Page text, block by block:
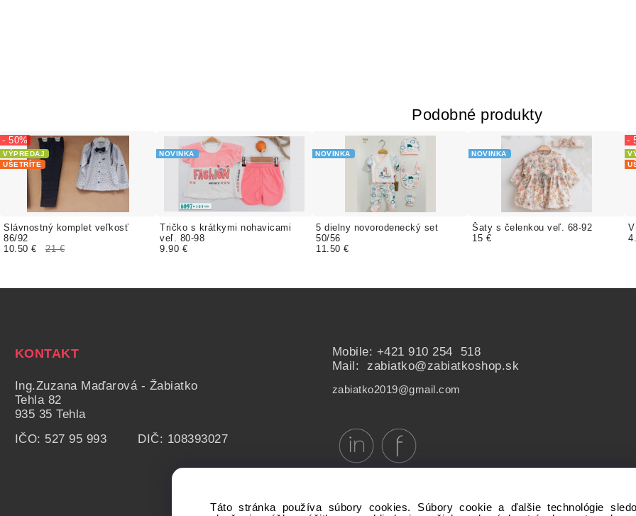
Podobné produkty
Slávnostný komplet veľkosť
86/92
VÝPREDAJ
UŠETRÍTE
- 50%
10.50 € 21 €
Tričko s krátkymi nohavicami
veľ. 80-98
NOVINKA
9.90 €
5 dielny novorodenecký set
50/56
NOVINKA
11.50 €
Šaty s čelenkou veľ. 68-92
NOVINKA
15 €
-
KONTAKT
Ing.Zuzana Maďarová - Žabiatko
Tehla 82
935 35 Tehla
IČO: 527 95 993 DIČ: 108393027
Mobile: +421 910 254 518
Mail: zabiatko@zabiatkoshop.sk
zabiatko2019@gmail.com
Táto stránka používa súbory cookies. Súbory cookie a ďalšie technológie